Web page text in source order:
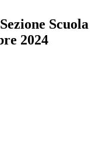
Scuola
2024